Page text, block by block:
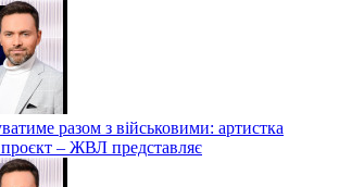
разом з військовими: артистка
– ЖВЛ представляє